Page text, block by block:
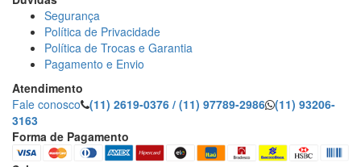
Segurança
Política de Privacidade
Política de Trocas e Garantia
Pagamento e Envio
Atendimento
Fale conosco (11) 2619-0376 / (11) 97789-2986 (11) 93206-
3163
Forma de Pagamento